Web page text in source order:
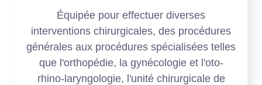
Équipée pour effectuer diverses
interventions chirurgicales, des procédures
générales aux procédures spécialisées telles
que l'orthopédie, la gynécologie et l'oto-
rhino-laryngologie, l'unité chirurgicale de